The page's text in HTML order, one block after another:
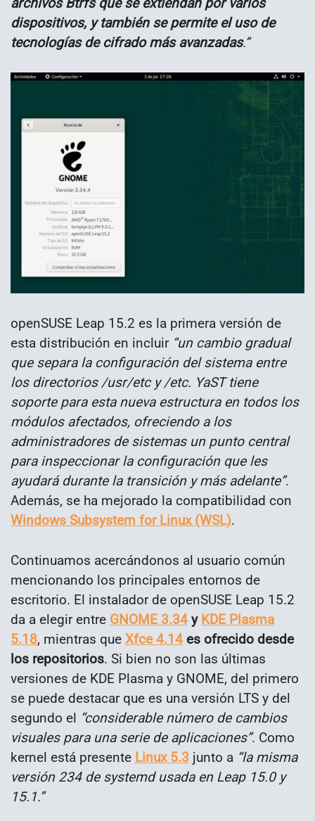
dispositivos, y también se permite el uso de
tecnologías de cifrado más avanzadas.”
openSUSE Leap 15.2 es la primera versión de
esta distribución en incluir “un cambio gradual
que separa la configuración del sistema entre
los directorios /usr/etc y /etc. YaST tiene
soporte para esta nueva estructura en todos los
módulos afectados, ofreciendo a los
administradores de sistemas un punto central
para inspeccionar la configuración que les
ayudará durante la transición y más adelante”.
Además, se ha mejorado la compatibilidad con
Windows Subsystem for Linux (WSL).
Continuamos acercándonos al usuario común
mencionando los principales entornos de
escritorio. El instalador de openSUSE Leap 15.2
da a elegir entre GNOME 3.34 y KDE Plasma
5.18, mientras que Xfce 4.14 es ofrecido desde
los repositorios. Si bien no son las últimas
versiones de KDE Plasma y GNOME, del primero
se puede destacar que es una versión LTS y del
segundo el “considerable número de cambios
visuales para una serie de aplicaciones”. Como
kernel está presente Linux 5.3 junto a “la misma
versión 234 de systemd usada en Leap 15.0 y
15.1.”